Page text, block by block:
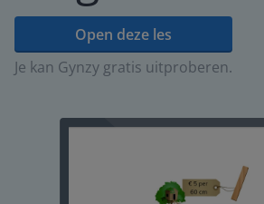
Open deze les
Je kan Gynzy gratis uitproberen.